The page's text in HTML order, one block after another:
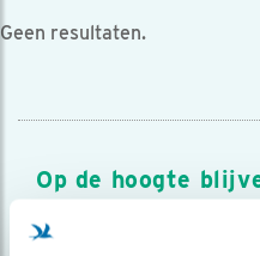
Geen resultaten.
Op de hoogte
Meld je aan en ontvang
over vogels en activiteiten